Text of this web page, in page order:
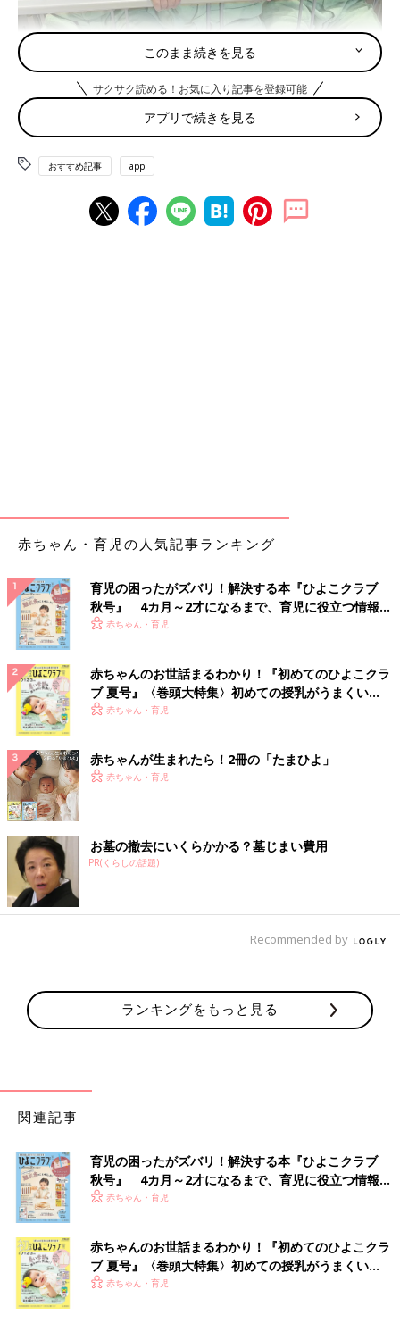
「もともと性別にはとくにこだわりなく、どちらでもよかったです。ただ、性別が
わかったときは女の子と男の子の両方がいるので、バランス取れてよいなと思いま
した」（ichiさん）
夫婦は関東出身ですが、当時は彼の仕事の都合で大阪に住んでお
り、私も仕事をしていました。妊娠がわかったのは週数で言う
のことを伝えていた自分の両親に「3つ子や4つ子だったらどうす
る？」なんて雑談をしたことも。ただ、当時は自分のまわりに双
は！と驚きました。
――おなかの赤ちゃんが3つ子だとわかったときはどのような気
持ちでしたか？
ichi 不安はほとんどなく、うれしい気持ちが大きかったです
ね。早速、夫に“LINE”で伝えると、「え？」とまず返信が。とに
かく驚いた様子でした。だけど、ものすごく喜んでくれて。超ハ
イリスクな3つ子妊娠と説明はされましたが、夫も私も前向きな
ことばかり考えていました。
実はそれ以前から夫婦間で「将来何人子どもほしい？」という話
をときどきしていたのですが、そのたびに私は「絶対3人！」と
話していたんです。私自身が3人きょうだいの末っ子で、にぎや
かで楽しかった思い出があるからなのですが、夫は「ichiの3人欲
しいという気持ちが強すぎて3人同時に来たか！」と思ったそう
です（笑）。
両家の両親にも報告したところ、みんな「えーーーー！」と驚き
3つ子妊娠を受け入れてくれる施設がなかなか見つ
からず…
このまま続きを見る
サクサク読める！お気に入り記事を登録可能
アプリで続きを見る
おすすめ記事 app
赤ちゃん・育児の人気記事ランキング
育児の困ったがズバリ！解決する本『ひよこクラブ
秋号』 4カ月～2才になるまで、育児に役立つ情報が
いっぱい！
赤ちゃん・育児
赤ちゃんのお世話まるわかり！『初めてのひよこクラ
ブ 夏号』〈巻頭大特集〉初めての授乳がうまくい
く！ おっぱい・ミルクの基本と夏のトラブル 解決テ
赤ちゃん・育児
赤ちゃんが生まれたら！2冊の「たまひよ」
赤ちゃん・育児
お墓の撤去にいくらかかる？墓じまい費用
PR(くらしの話題)
Recommended by
ランキングをもっと見る
関連記事
育児の困ったがズバリ！解決する本『ひよこクラブ
秋号』 4カ月～2才になるまで、育児に役立つ情報が
いっぱい！
赤ちゃん・育児
赤ちゃんのお世話まるわかり！『初めてのひよこクラ
ブ 夏号』〈巻頭大特集〉初めての授乳がうまくい
く！ おっぱい・ミルクの基本と夏のトラブル 解決テ
赤ちゃん・育児